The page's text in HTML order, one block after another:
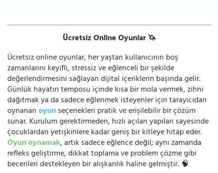
Ücretsiz Online Oyunlar 🦄
Ücretsiz online oyunlar, her yaştan kullanıcının boş
zamanlarını keyifli, stressiz ve eğlenceli bir şekilde
değerlendirmesini sağlayan dijital içeriklerin başında gelir.
Günlük hayatın temposu içinde kısa bir mola vermek, zihni
dağıtmak ya da sadece eğlenmek isteyenler için tarayıcıdan
oynananoyunseçenekleri pratik ve erişilebilir bir çözüm
sunar. Kurulum gerektirmeden, hızlı açılan yapıları sayesinde
çocuklardan yetişkinlere kadar geniş bir kitleye hitap eder.
Oyun oynamak, artık sadece eğlence değil; aynı zamanda
refleks geliştirme, dikkat toplama ve problem çözme gibi
becerileri destekleyen bir alışkanlık haline gelmiştir. 🧠